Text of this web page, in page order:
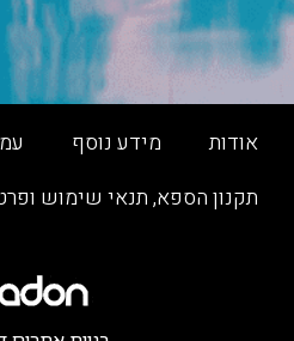
אודות מידע נוסף
תקנון הספא, תנאי שימוש